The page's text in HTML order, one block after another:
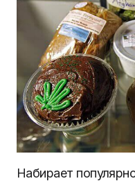
Набирает